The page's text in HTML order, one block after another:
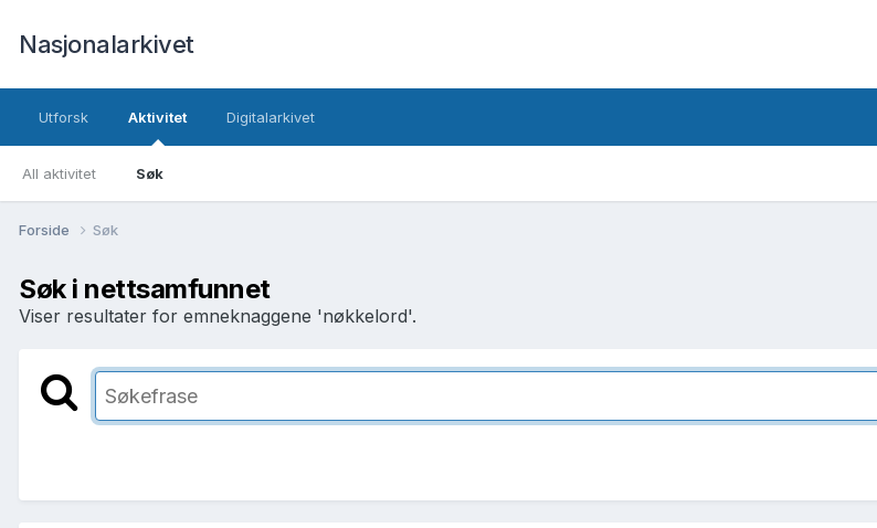
Nasjonalarkivet
Utforsk Aktivitet
All aktivitet Søk
Digitalarkivet
Forside Søk
Søk i nettsamfunnet
Viser resultater for emneknaggene 'nøkkelord'.